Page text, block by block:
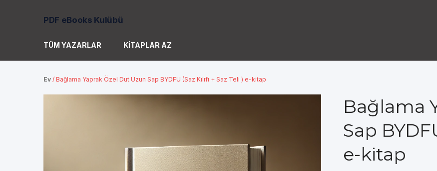
PDF eBooks Kulübü
TÜM YAZARLAR KITAPLAR AZ
Ev / Bağlama Yaprak Özel Dut Uzun Sap BYDFU (Saz Kılıfı + Saz Teli ) e-kitap
Bağlama
Sap
e-kitap